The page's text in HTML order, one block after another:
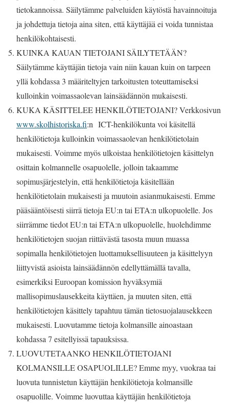
tietokannoissa. Säilytämme palveluiden käytöstä havainnoituja
ja johdettuja tietoja aina siten, että käyttäjää ei voida tunnistaa
henkilökohtaisesti.
KUINKA KAUAN TIETOJANI SÄILYTETÄÄN?
Säilytämme käyttäjän tietoja vain niin kauan kuin on tarpeen
yllä kohdassa 3 määriteltyjen tarkoitusten toteuttamiseksi
kulloinkin voimassaolevan lainsäädännön mukaisesti.
KUKA KÄSITTELEE HENKILÖTIETOJANI? Verkkosivun
www.skolhistoriska.fi:n ICT-henkilökunta voi käsitellä
henkilötietoja kulloinkin voimassaolevan henkilötietolain
mukaisesti. Voimme myös ulkoistaa henkilötietojen käsittelyn
osittain kolmannelle osapuolelle, jolloin takaamme
sopimusjärjestelyin, että henkilötietoja käsitellään
henkilötietolain mukaisesti ja muutoin asianmukaisesti. Emme
pääsääntöisesti siirrä tietoja EU:n tai ETA:n ulkopuolelle. Jos
siirrämme tiedot EU:n tai ETA:n ulkopuolelle, huolehdimme
henkilötietojen suojan riittävästä tasosta muun muassa
sopimalla henkilötietojen luottamuksellisuuteen ja käsittelyyn
liittyvistä asioista lainsäädännön edellyttämällä tavalla,
esimerkiksi Euroopan komission hyväksymiä
mallisopimuslausekkeita käyttäen, ja muuten siten, että
henkilötietojen käsittely tapahtuu tämän tietosuojalausekkeen
mukaisesti. Luovutamme tietoja kolmansille ainoastaan
kohdassa 7 esitellyissä tapauksissa.
LUOVUTETAANKO HENKILÖTIETOJANI
KOLMANSILLE OSAPUOLILLE? Emme myy, vuokraa tai
luovuta tunnistetun käyttäjän henkilötietoja kolmansille
osapuolille. Voimme luovuttaa käyttäjän henkilötietoja